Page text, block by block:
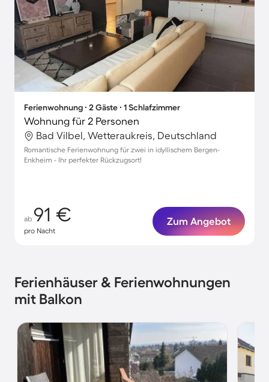
Ferienwohnung ∙ 2 Gäste ∙ 1 Schlafzimmer
Wohnung für 2 Personen
Bad Vilbel, Wetteraukreis, Deutschland
Romantische Ferienwohnung für zwei in idyllischem Bergen-
Enkheim - Ihr perfekter Rückzugsort!
ab 91 €
pro Nacht
Zum Angebot
Ferienhäuser & Ferienwohnungen
mit Balkon